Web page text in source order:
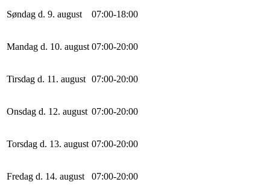
Søndag d. 9. august 07:00-18:00
Mandag d. 10. august 07:00-20:00
Tirsdag d. 11. august 07:00-20:00
Onsdag d. 12. august 07:00-20:00
Torsdag d. 13. august 07:00-20:00
Fredag d. 14. august 07:00-20:00